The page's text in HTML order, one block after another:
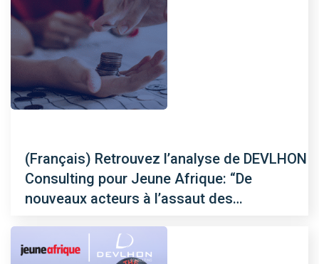
(Français) Retrouvez l’analyse de DEVLHON
Consulting pour Jeune Afrique: “De
nouveaux acteurs à l’assaut des…